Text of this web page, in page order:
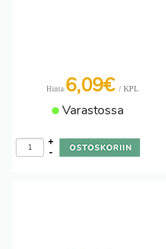
Hinta 6,09€ / KPL
Varastossa
-
+